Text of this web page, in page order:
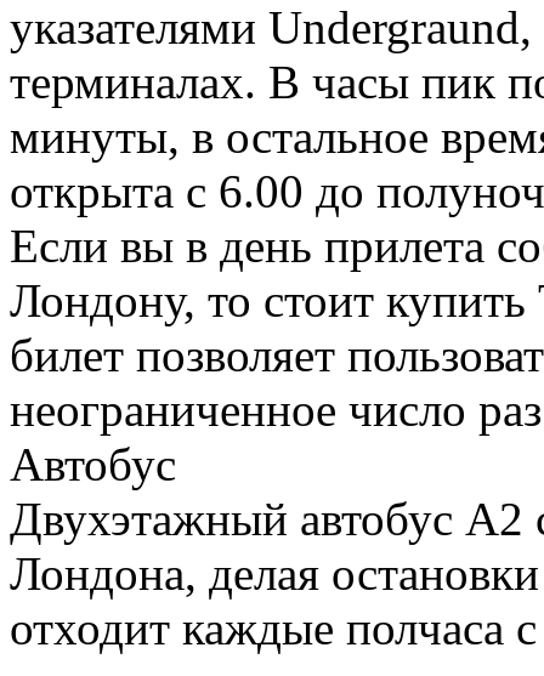
указателями
терминалах. В часы пик
минуты, в остальное
открыта с 6.00 до
Если вы в день прилета
Лондону, то стоит
билет позволяет
неограниченное число
Автобус
Двухэтажный автобус А2
Лондона, делая
отходит каждые полчаса